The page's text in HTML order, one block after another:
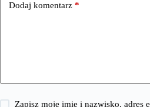
Dodaj komentarz *
Zapisz moje imię i nazwisko, adres